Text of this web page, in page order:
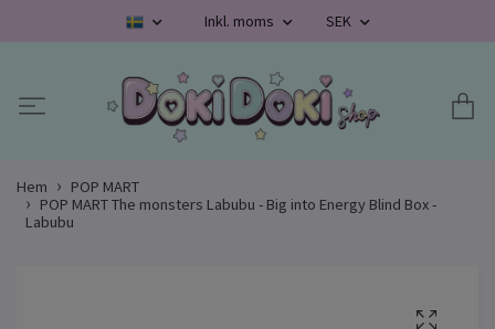
Inkl. moms SEK
Hem
POP MART
POP MART The monsters Labubu - Big into Energy Blind Box -
Labubu